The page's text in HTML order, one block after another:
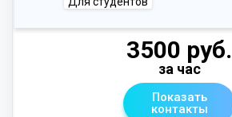
3500 руб.
за час
Показать
контакты